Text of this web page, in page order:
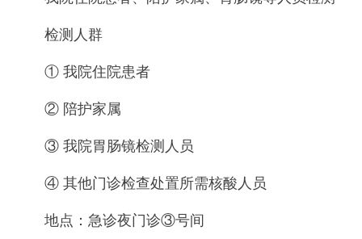
检测人群
① 我院住院患者
② 陪护家属
③ 我院胃肠镜检测人员
④ 其他门诊检查处置所需核酸人员
地点：急诊夜门诊③号间